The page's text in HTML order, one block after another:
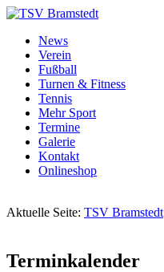
News
Verein
Fußball
Turnen & Fitness
Tennis
Mehr Sport
Termine
Galerie
Kontakt
Onlineshop
Aktuelle Seite: TSV Bramstedt
Terminkalender